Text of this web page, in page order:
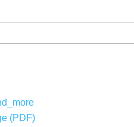
(PDF)